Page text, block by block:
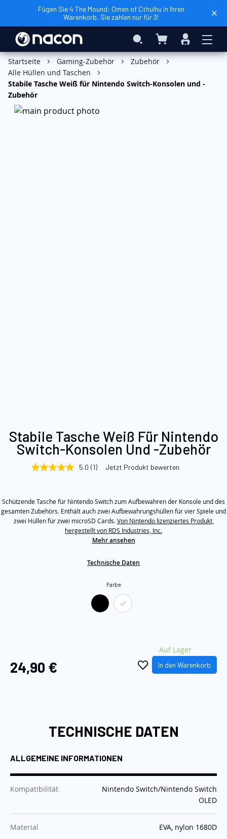
Fügen Sie 4 The Mound: Omen of Cthulhu in Ihren
Warenkorb, Sie zahlen nur für 3!
Search Mein Warenkorb
Anmelden
In den Warenkorb
Startseite Gaming-Zubehör
Zubehör
Alle Hüllen und Taschen
Stabile Tasche Weiß für Nintendo Switch-Konsolen und -
Zubehör
Zum
Anfang
der
Bildgalerie
Stabile Tasche Weiß Für Nintendo
Switch-Konsolen Und -Zubehör
5.0
Durchschnittswert
der
Bewertung.
5.0 (1) Jetzt Produkt bewerten
Schützende Tasche für Nintendo Switch zum Aufbewahren der Konsole und des
gesamten Zubehörs. Enthält auch zwei Aufbewahrungshüllen für vier Spiele und
zwei Hüllen für zwei microSD Cards.Von Nintendo lizenziertes Produkt,
hergestellt von RDS Industries, Inc.
Mehr ansehen
Technische Daten
Farbe
24,90 €
Auf Lager
In den Warenkorb
TECHNISCHE DATEN
ALLGEMEINE INFORMATIONEN
Kompatibilität :Nintendo Switch/Nintendo Switch
OLED
Material :EVA, nylon 1680D